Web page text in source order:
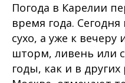
Погода в Карелии
время года.
сухо, а уже к вечеру
шторм, ливень или
годы, как и в